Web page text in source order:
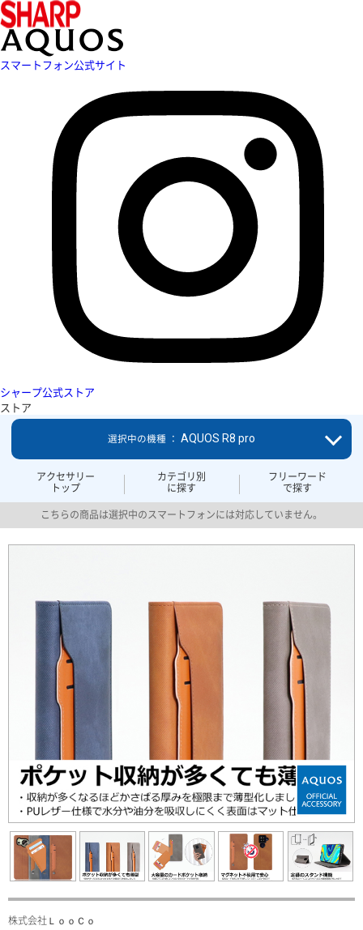
スマートフォン公式サイト
シャープ公式ストア
ストア
アクセサリー
トップ
カテゴリ別
に探す
フリーワード
で探す
選択中の機種 ： AQUOS R8 pro
こちらの商品は選択中のスマートフォンには対応していません。
株式会社ＬｏｏＣｏ